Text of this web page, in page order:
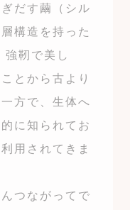
だす繭（シル
構造を持った
強靭で美し
とから古より
方で、生体へ
に知られてお
用されてきま
つながってで